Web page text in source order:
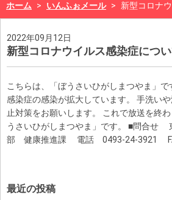
ホーム > いんふぉメール > 新型コロナ
2022年09月12日
新型コロナウイルス感染症につ
こちらは、「ぼうさいひがしまつやま」で
感染症の感染が拡大しています。 手洗い
止対策をお願いします。 これで放送を終
うさいひがしまつやま」です。 ■問合せ
部 健康推進課 電話 0493-24-3921
最近の投稿